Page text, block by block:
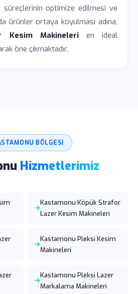
süreçlerinin optimize edilmesi ve
ürünler ortaya koyulması adına,
Makinelerien ideal
öne çıkmaktadır.
BÖLGESI
Hizmetlerimiz
Kastamonu Köpük Strafor
Lazer Kesim Makineleri
Kastamonu Pleksi Kesim
Makineleri
Kastamonu Pleksi Lazer
Markalama Makineleri